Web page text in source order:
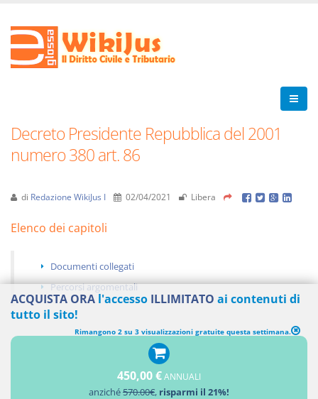
Decreto Presidente Repubblica del 2001
numero 380 art. 86
di Redazione WikiJus I 02/04/2021 Libera
Elenco dei capitoli
Documenti collegati
Percorsi argomentali
VERIFICA DELLE STRUTTURE (LEGGE 2 FEBBRAIO 1974, N. 64, ART.
ACQUISTA ORA l'accesso ILLIMITATO ai contenuti di
tutto il sito!
Rimangono 2 su 3 visualizzazioni gratuite questa settimana.
450,00 €ANNUALI
anziché570.00€, risparmi il 21%!